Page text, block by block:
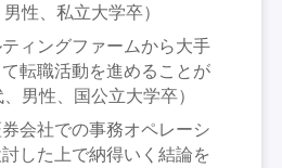
性、私立大学卒）
ィングファームから大手
転職活動を進めることが
男性、国公立大学卒）
会社での事務オペレーシ
した上で納得いく結論を